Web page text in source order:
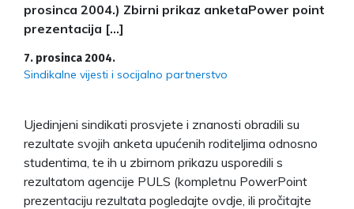
prosinca 2004.) Zbirni prikaz anketaPower point
prezentacija […]
7. prosinca 2004.
Sindikalne vijesti i socijalno partnerstvo
Ujedinjeni sindikati prosvjete i znanosti obradili su
rezultate svojih anketa upućenih roditeljima odnosno
studentima, te ih u zbirnom prikazu usporedili s
rezultatom agencije PULS (kompletnu PowerPoint
prezentaciju rezultata pogledajte ovdje, ili pročitajte